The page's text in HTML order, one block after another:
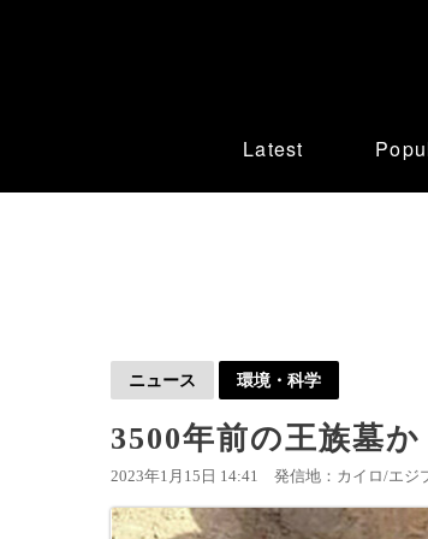
Latest
ニュース 環境・科学
3500年前の王族墓
2023年1月15日 14:41 発信地：カイロ/エジ